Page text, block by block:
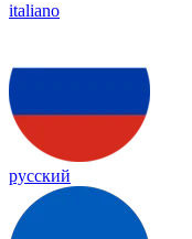
italiano
русский